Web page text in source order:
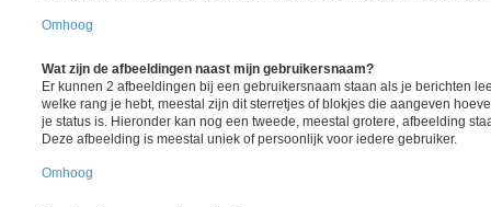
Omhoog
Wat zijn de afbeeldingen naast mijn gebruikersnaam?
Er kunnen 2 afbeeldingen bij een gebruikersnaam staan als je berichten
welke rang je hebt, meestal zijn dit sterretjes of blokjes die aangeven
je status is. Hieronder kan nog een tweede, meestal grotere, afbeelding
Deze afbeelding is meestal uniek of persoonlijk voor iedere gebruiker.
Omhoog